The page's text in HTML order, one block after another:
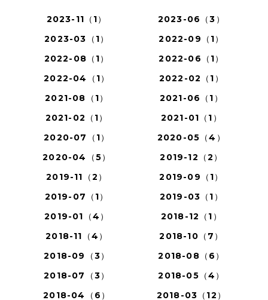
2023-11（1）
2023-06（3）
2023-03（1）
2022-09（1）
2022-08（1）
2022-06（1）
2022-04（1）
2022-02（1）
2021-08（1）
2021-06（1）
2021-02（1）
2021-01（1）
2020-07（1）
2020-05（4）
2020-04（5）
2019-12（2）
2019-11（2）
2019-09（1）
2019-07（1）
2019-03（1）
2019-01（4）
2018-12（1）
2018-11（4）
2018-10（7）
2018-09（3）
2018-08（6）
2018-07（3）
2018-05（4）
2018-04（6）
2018-03（12）